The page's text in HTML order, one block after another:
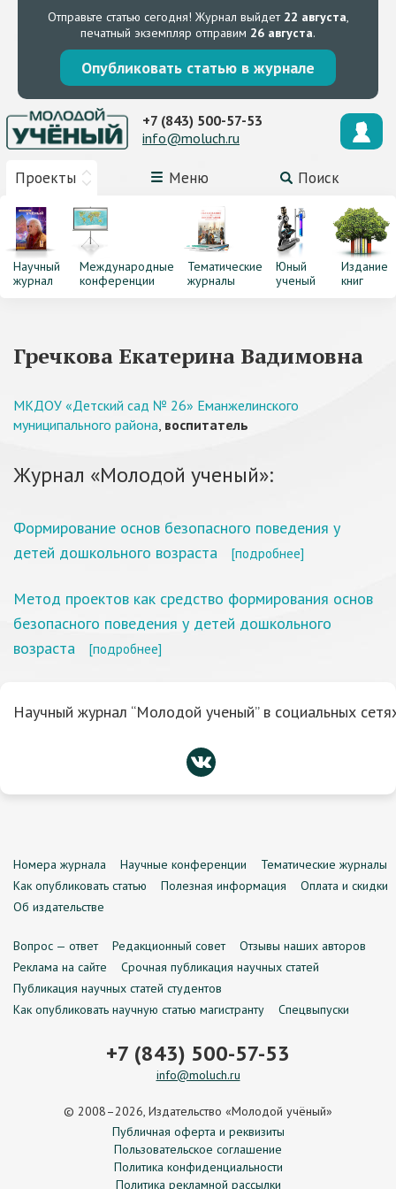
Отправьте статью сегодня! Журнал выйдет 22 августа,
печатный экземпляр отправим 26 августа.
Опубликовать статью в журнале
Проекты Меню Поиск
+7 (843) 500-57-53
info@moluch.ru
Научный
журнал
Международные
конференции
Тематические
журналы
Юный
ученый
Издание
книг
Гречкова Екатерина Вадимовна
МКДОУ «Детский сад № 26» Еманжелинского
муниципального района, воспитатель
Журнал «Молодой ученый»:
Формирование основ безопасного поведения у
детей дошкольного возраста
[подробнее]
Метод проектов как средство формирования основ
безопасного поведения у детей дошкольного
возраста
[подробнее]
Научный журнал “Молодой ученый” в социальных
Номера журнала Научные конференции
Тематические журналы
Как опубликовать статью
Полезная информация
Оплата и скидки
Об издательстве
Вопрос — ответ Редакционный совет
Отзывы наших авторов
Реклама на сайте
Срочная публикация научных статей
Публикация научных статей студентов
Как опубликовать научную статью магистранту
Спецвыпуски
+7 (843) 500-57-53
info@moluch.ru
© 2008–2026, Издательство «Молодой учёный»
Публичная оферта и реквизиты
Пользовательское соглашение
Политика конфиденциальности
Политика рекламной рассылки